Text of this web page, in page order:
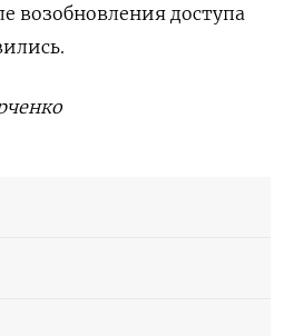
возобновления доступа
.